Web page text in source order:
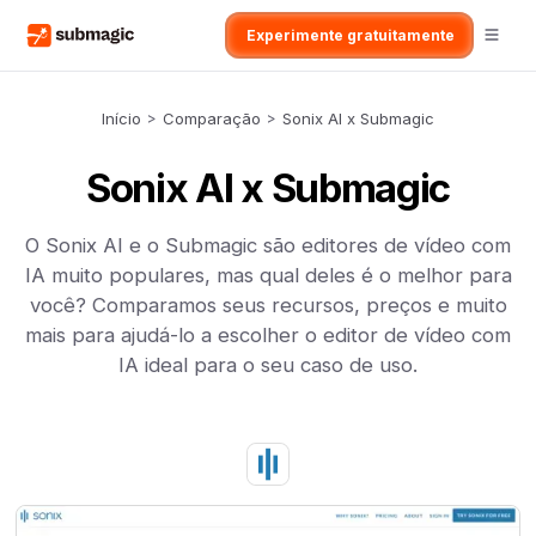
Experimente gratuitamente
Início > Comparação > Sonix AI x Submagic
Sonix AI x Submagic
O Sonix AI e o Submagic são editores de vídeo com
IA muito populares, mas qual deles é o melhor para
você? Comparamos seus recursos, preços e muito
mais para ajudá-lo a escolher o editor de vídeo com
IA ideal para o seu caso de uso.